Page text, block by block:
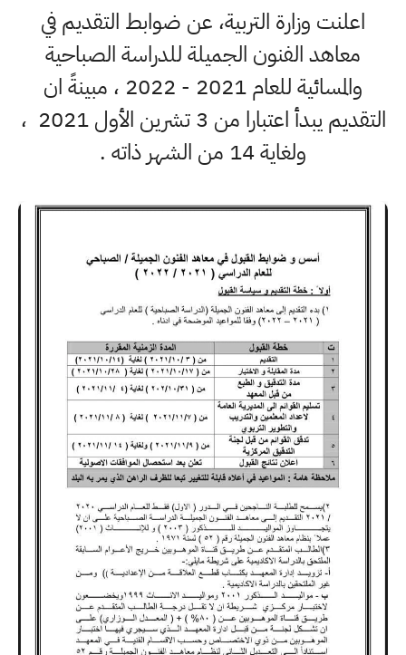
اعلنت وزارة التربية، عن ضوابط التقديم في
معاهد الفنون الجميلة للدراسة الصباحية
والمسائية للعام 2021 - 2022 ، مبينةً ان
التقديم يبدأ اعتبارا من 3 تشرين الأول 2021 ،
ولغاية 14 من الشهر ذاته .